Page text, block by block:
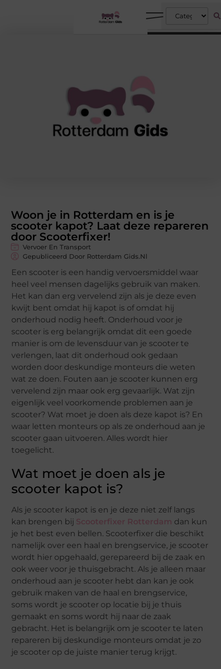
Woon je in Rotterdam en is je
scooter kapot? Laat deze repareren
door Scooterfixer!
Vervoer En Transport
Gepubliceerd Door Rotterdam Gids.nl
Een scooter is een handig vervoersmiddel waar
heel veel mensen dagelijks gebruik van maken.
Het kan dan erg vervelend zijn als je deze even
kwijt bent omdat hij kapot is of omdat hij
onderhoud nodig heeft. Onderhoud voor je
scooter is erg belangrijk omdat dit een goede
manier is om de levensduur van je scooter te
verlengen, laat dit onderhoud ook gedaan
worden door deskundige monteurs die weten
wat ze doen. Fouten aan je scooter kunnen erg
vervelend zijn maar ook erg gevaarlijk. Wat zijn
eigenlijk veel voorkomende problemen aan je
scooter? Wat moet je doen als deze kapot is? En
waar letten monteurs op als ze onderhoud aan je
scooter gaan uitvoeren. Alles wordt hier
toegelicht.
Wat moet je doen als je
scooter kapot is?
Als je scooter kapot is en je deze niet zelf langs
kan brengen bij Scooterfixer Rotterdam dan kun
je het best even bellen. Scooterfixer die beschikt
namelijk over een haal en brengservice, je scooter
wordt hier opgehaald, gerepareerd bij de zaak en
ook weer voor je thuisgebracht. Als je alleen maar
onderhoud aan je scooter hebt dan kan je ook
gebruik maken van de haal en brengservice,
soms wordt je scooter op locatie bij je thuis
gemaakt en soms wordt hij naar de zaak
gebracht. Het is belangrijk om je scooter te laten
repareren bij deskundige monteurs omdat je zo
je scooter op de juiste manier terug krijgt.